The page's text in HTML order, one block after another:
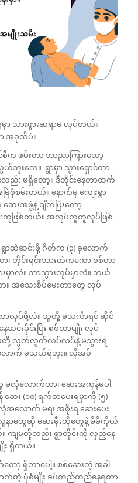
ာ သားဖွားဆရာမ လုပ်တယ်။
အခုထိပဲ။
င်စီက ဖမ်းတာ ဘာညာကြားတော့
ဘူးလေ။ ရွာမှာ သွားရှောင်တာ
ည်း မရှိတော့။ ဒီတိုင်းနေတာထက်
စုံစမ်းတယ်။ နောက်မှ ကျေးရွာ
းအဖွဲ့နဲ့ ချိတ်ပြီးတော့
းကုဖြစ်တယ်။ အလုပ်တူတူလုပ်ဖြစ်
ာထဲဆင်းဖို့ ဂိတ်က (၃) ခုလောက်
၊ တိုင်းရင်းသားထဲကကော စစ်တာ
ာလဲ။ ဘာသွားလုပ်မှာလဲ။ ဘယ်
အသေးစိပ်မေးတာတွေ လုပ်
ဘာလုပ်ဖို့လဲ။ သူတို့ မသင်္ကာရင် ဆိုင်
င်းခိုင်းပြီး စစ်တာမျိုး လုပ်
တို့ လွတ်လွတ်လပ်လပ်နဲ့ မသွားရ
ာက် မသယ်ရဲဘူး။ လိုအပ်
မလုံလောက်တာ၊ ဆေးအကုန်မပါ
း (၁၀) ရက်စာပေးရမှာကို (၅)
အလောက် မရ၊ အစိုးရ ဆေးပေး
နာတွေဆို ဆေးမှီးတိုတွေနဲ့ မိမိကိုယ်
ကျမတို့လည်း ရွာတိုင်းကို လှည့်နေ
း ရှိတယ်။
ာ့ ရှိတာပေါ့။ စစ်ဆေးတဲ့ အခါ
ာက်တဲ့ ပုံစံမျိုး ခပ်တည်တည်နေရတာ